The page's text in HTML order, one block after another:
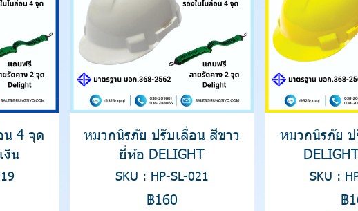
น 4 จุด
งิน
หมวกนิรภัย ปรับเลื่อน สีขาว
ยี่ห้อ DELIGHT
SKU : HP-SL-021
฿160
หมวกนิรภัย
SKU :
฿